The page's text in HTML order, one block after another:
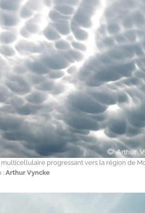
multicellulaire progressant vers la région de
:Arthur Vyncke